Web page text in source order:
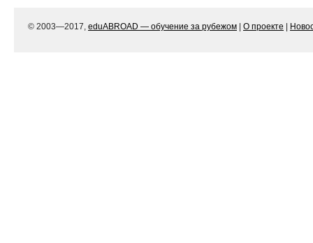
© 2003—2017, eduABROAD — обучение за рубежом О проекте